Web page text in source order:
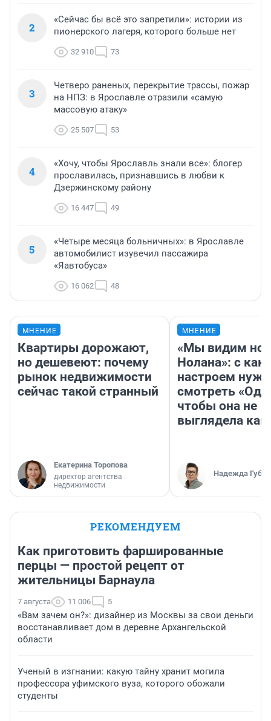
2
«Сейчас бы всё это запретили»: истории из
пионерского лагеря, которого больше нет
32 910 73
3
Четверо раненых, перекрытие трассы, пожар
на НПЗ: в Ярославле отразили «самую
массовую атаку»
25 507 53
4
«Хочу, чтобы Ярославль знали все»: блогер
прославилась, признавшись в любви к
Дзержинскому району
16 447 49
5
«Четыре месяца больничных»: в Ярославле
автомобилист изувечил пассажира
«Яавтобуса»
16 062 48
МНЕНИЕ
Квартиры дорожают,
но дешевеют: почему
рынок недвижимости
сейчас такой странный
Екатерина Торопова
директор агентства
недвижимости
МНЕНИЕ
«Мы видим
Нолана»: с
настроем
смотреть
чтобы она не
выглядела как
Надежда
РЕКОМЕНДУЕМ
Как приготовить фаршированные
перцы — простой рецепт от
жительницы Барнаула
7 августа 11 006 5
«Вам зачем он?»: дизайнер из Москвы за свои деньги
восстанавливает дом в деревне Архангельской
области
Ученый в изгнании: какую тайну хранит могила
профессора уфимского вуза, которого обожали
студенты